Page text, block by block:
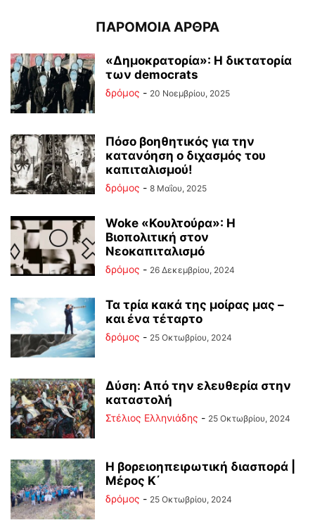
ΠΑΡΟΜΟΙΑ ΑΡΘΡΑ
«Δημοκρατορία»: Η δικτατορία
των democrats
δρόμος - 20 Νοεμβρίου, 2025
Πόσο βοηθητικός για την
κατανόηση ο διχασμός του
καπιταλισμού!
δρόμος - 8 Μαΐου, 2025
Woke «Κουλτούρα»: Η
Βιοπολιτική στον
Νεοκαπιταλισμό
δρόμος - 26 Δεκεμβρίου, 2024
Τα τρία κακά της μοίρας μας –
και ένα τέταρτο
δρόμος - 25 Οκτωβρίου, 2024
Δύση: Από την ελευθερία στην
καταστολή
Στέλιος Ελληνιάδης - 25 Οκτωβρίου, 2024
Η βορειοηπειρωτική διασπορά |
Μέρος Κ΄
δρόμος - 25 Οκτωβρίου, 2024